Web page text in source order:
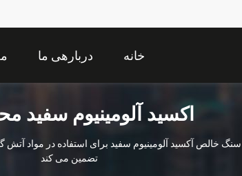
خانه دربارهی ما
اکسید آلومینیوم سفید
سنگ خالص آکسید آلومینیوم سفید برای استفاده در مواد آتش
تضمین می کند